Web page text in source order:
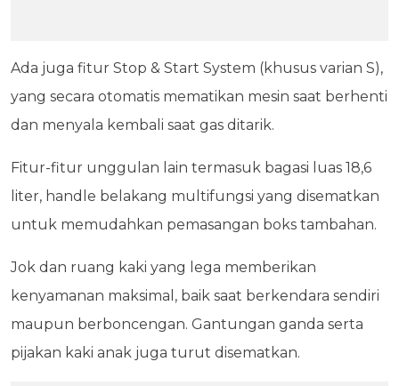
Ada juga fitur Stop & Start System (khusus varian S),
yang secara otomatis mematikan mesin saat berhenti
dan menyala kembali saat gas ditarik.
Fitur-fitur unggulan lain termasuk bagasi luas 18,6
liter, handle belakang multifungsi yang disematkan
untuk memudahkan pemasangan boks tambahan.
Jok dan ruang kaki yang lega memberikan
kenyamanan maksimal, baik saat berkendara sendiri
maupun berboncengan. Gantungan ganda serta
pijakan kaki anak juga turut disematkan.